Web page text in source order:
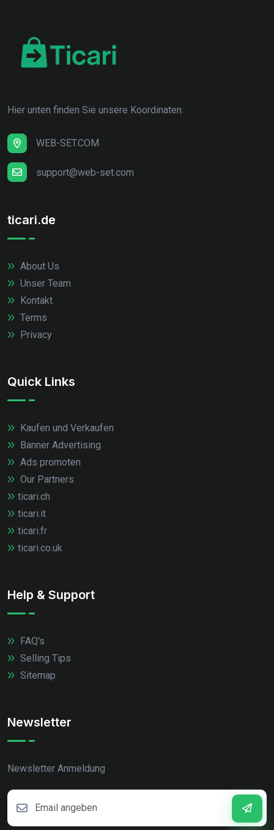
Hier unten finden Sie unsere Koordinaten:
WEB-SET.COM
support@web-set.com
ticari.de
About Us
Unser Team
Kontakt
Terms
Privacy
Quick Links
Kaufen und Verkaufen
Banner Advertising
Ads promoten
Our Partners
ticari.ch
ticari.it
ticari.fr
ticari.co.uk
Help & Support
FAQ's
Selling Tips
Sitemap
Newsletter
Newsletter Anmeldung